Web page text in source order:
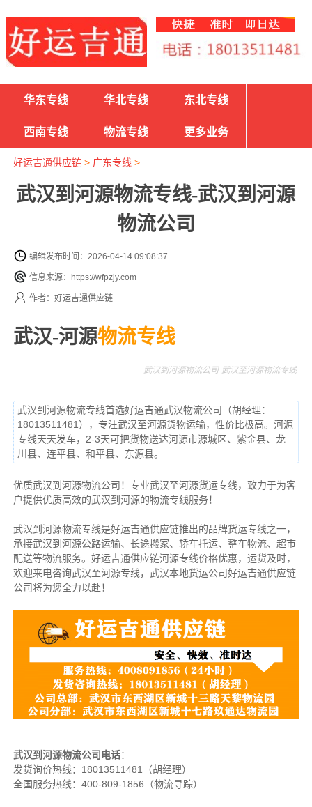
华东专线 华北专线 东北专线
西南专线 物流专线 更多业务
好运吉通供应链> 广东专线 >
武汉到河源物流专线-武汉到河源
物流公司
编辑发布时间：2026-04-14 09:08:37
信息来源：https://wfpzjy.com
作者：好运吉通供应链
武汉-河源物流专线
武汉到河源物流公司-武汉至河源物流专线
武汉到河源物流专线首选好运吉通武汉物流公司（胡经理：
18013511481），专注武汉至河源货物运输，性价比极高。河源
专线天天发车，2-3天可把货物送达河源市源城区、紫金县、龙
川县、连平县、和平县、东源县。
优质武汉到河源物流公司！专业武汉至河源货运专线，致力于为客
户提供优质高效的武汉到河源的物流专线服务！
武汉到河源物流专线是好运吉通供应链推出的品牌货运专线之一，
承接武汉到河源公路运输、长途搬家、轿车托运、整车物流、超市
配送等物流服务。 好运吉通供应链河源专线价格优惠，运货及时，
欢迎来电咨询武汉至河源专线，武汉本地货运公司好运吉通供应链
公司将为您全力以赴！
武汉到河源物流公司电话：
发货询价热线： 18013511481（胡经理）
全国服务热线：400-809-1856（物流寻踪）